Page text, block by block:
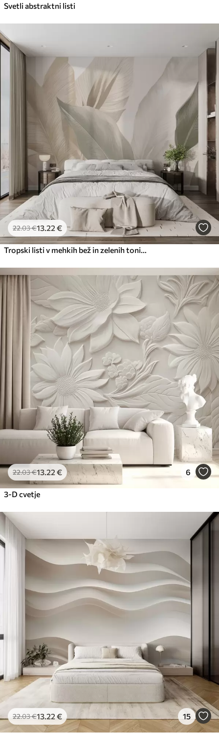
Svetli abstraktni listi
22.03€13.22 €
Tropski listi v mehkih bež in zelenih tonih z akvarelnim učinkom in nežnimi barvnimi prehodi
22.03€13.22 € 6
3-D cvetje
22.03€13.22€ 15